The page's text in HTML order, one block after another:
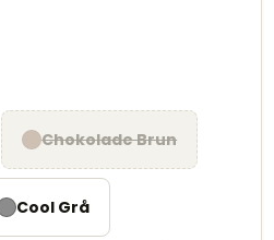
Chokolade Brun
Cool Grå